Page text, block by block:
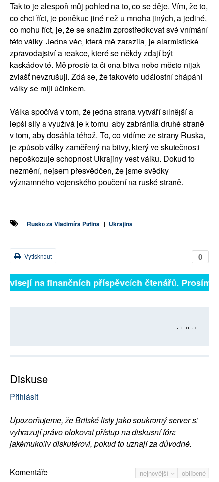
Tak to je alespoň můj pohled na to, co se děje. Vím, že to,
co chci říct, je poněkud jiné než u mnoha jiných, a jediné,
co mohu říct, je, že se snažím zprostředkovat své vnímání
této války. Jedna věc, která mě zarazila, je alarmistické
zpravodajství a reakce, které se někdy zdají být
kaskádovité. Mě prostě ta či ona bitva nebo město nijak
zvlášť nevzrušují. Zdá se, že takovéto událostní chápání
války se míjí účinkem.
Válka spočívá v tom, že jedna strana vytváří silnější a
lepší síly a využívá je k tomu, aby zabránila druhé straně
v tom, aby dosáhla téhož. To, co vidíme ze strany Ruska,
je způsob války zaměřený na bitvy, který ve skutečnosti
nepoškozuje schopnost Ukrajiny vést válku. Dokud to
nezmění, nejsem přesvědčen, že jsme svědky
významného vojenského poučení na ruské straně.
Rusko za Vladimíra Putina | Ukrajina
0
Vytisknout
na finančních příspěvcích čtenářů. Prosíme,
9327
Diskuse
Přihlásit
Upozorňujeme, že Britské listy jako soukromý server si
vyhrazují právo blokovat přístup na diskusní fóra
jakémukoliv diskutérovi, pokud to uznají za důvodné.
nejnovější oblíbené
Komentáře